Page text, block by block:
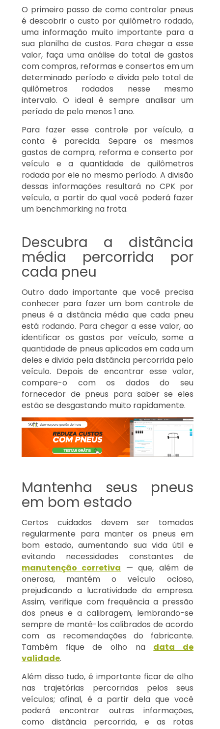
O primeiro passo de como controlar pneus
é descobrir o custo por quilômetro rodado,
uma informação muito importante para a
sua planilha de custos. Para chegar a esse
valor, faça uma análise do total de gastos
com compras, reformas e consertos em um
determinado período e divida pelo total de
quilômetros rodados nesse mesmo
intervalo. O ideal é sempre analisar um
período de pelo menos 1 ano.
Para fazer esse controle por veículo, a
conta é parecida. Separe os mesmos
gastos de compra, reforma e conserto por
veículo e a quantidade de quilômetros
rodada por ele no mesmo período. A divisão
dessas informações resultará no CPK por
veículo, a partir do qual você poderá fazer
um benchmarking na frota.
Descubra a distância
média percorrida por
cada pneu
Outro dado importante que você precisa
conhecer para fazer um bom controle de
pneus é a distância média que cada pneu
está rodando. Para chegar a esse valor, ao
identificar os gastos por veículo, some a
quantidade de pneus aplicados em cada um
deles e divida pela distância percorrida pelo
veículo. Depois de encontrar esse valor,
compare-o com os dados do seu
fornecedor de pneus para saber se eles
estão se desgastando muito rapidamente.
Mantenha seus pneus
em bom estado
Certos cuidados devem ser tomados
regularmente para manter os pneus em
bom estado, aumentando sua vida útil e
evitando necessidades constantes de
manutenção corretiva — que, além de
onerosa, mantém o veículo ocioso,
prejudicando a lucratividade da empresa.
Assim, verifique com frequência a pressão
dos pneus e a calibragem, lembrando-se
sempre de mantê-los calibrados de acordo
com as recomendações do fabricante.
Também fique de olho na data de
validade.
Além disso tudo, é importante ficar de olho
nas trajetórias percorridas pelos seus
veículos; afinal, é a partir dela que você
poderá encontrar outras informações,
como distância percorrida, e as rotas